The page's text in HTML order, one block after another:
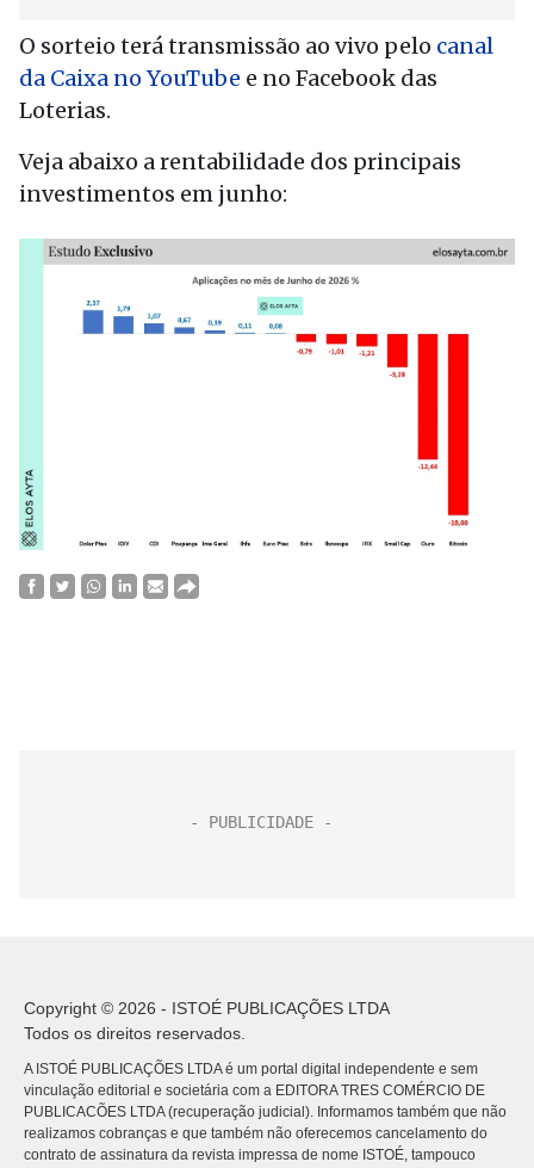
O sorteio terá transmissão ao vivo pelo canal
da Caixa no YouTube e no Facebook das
Loterias.
Veja abaixo a rentabilidade dos principais
investimentos em junho:
Copyright © 2026 - ISTOÉ PUBLICAÇÕES LTDA
Todos os direitos reservados.
A ISTOÉ PUBLICAÇÕES LTDA é um portal digital independente e sem
vinculação editorial e societária com a EDITORA TRES COMÉRCIO DE
PUBLICACÕES LTDA (recuperação judicial). Informamos também que não
realizamos cobranças e que também não oferecemos cancelamento do
contrato de assinatura da revista impressa de nome ISTOÉ, tampouco